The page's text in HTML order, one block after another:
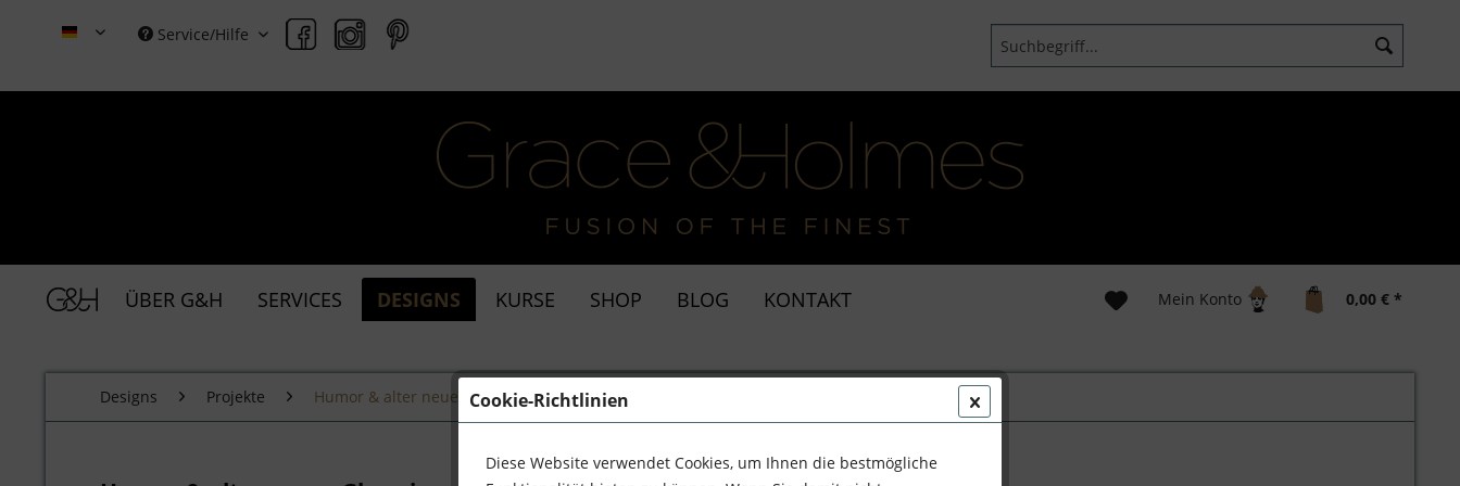
Grace & Holmes (Deutsch)
Service/Hilfe
ÜBER G&H SERVICES DESIGNS KURSE SHOP BLOG KONTAKT Mein Konto 0,00 € *
Designs Projekte Humor & alter neuer Glanz im umgebauten Bürobau
Cookie-Richtlinien
Diese Website verwendet Cookies, um Ihnen die bestmögliche